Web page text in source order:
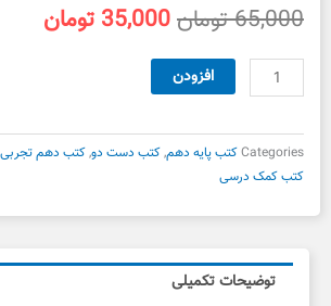
65,000تومانقیمت
بود.
35,000 تومان
زیست
شناسی
سیر
پیاز
دست
عدد
افزودن
Categoriesکتب پایه دهم,کتب دست دو,کتب دهم تجربی
کتب کمک درسی
توضیحات تکمیلی